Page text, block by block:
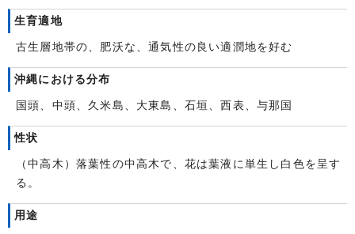
生育適地
古生層地帯の、肥沃な、通気性の良い適潤地を好む
沖縄における分布
国頭、中頭、久米島、大東島、石垣、西表、与那国
性状
（中高木）落葉性の中高木で、花は葉液に単生し白色を呈す
る。
用途